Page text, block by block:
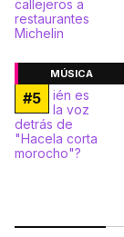
MÚSICA
#5